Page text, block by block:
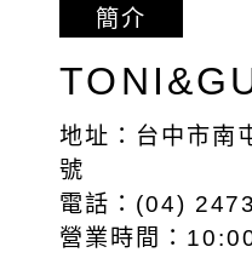
簡介
地址：台中市南
號
電話：(04)
營業時間：